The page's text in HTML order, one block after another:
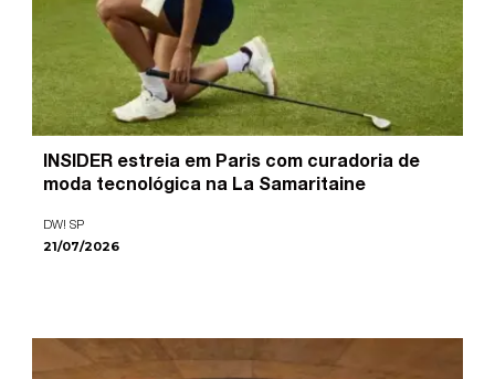
INSIDER estreia em Paris com curadoria de
moda tecnológica na La Samaritaine
DW! SP
21/07/2026